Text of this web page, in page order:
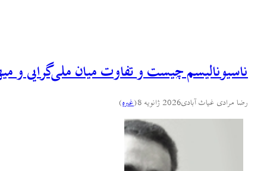
ناسیونالیسم چیست و تفاوت میان ملی‌گرایی
رضا مرادی غیاث آبادی2026 ژانویه 8 (غىره)